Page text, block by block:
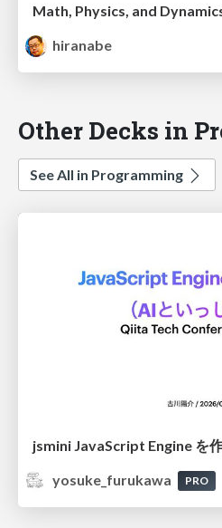
hiranabe
Other Decks in
See All in Programming
jsmini JavaScript Engine を
yosuke_furukawa
PRO